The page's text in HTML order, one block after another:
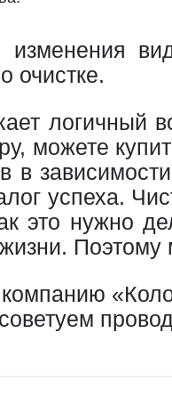
очистке.
логичный
можете
в
успеха.
это нужно
Поэтому